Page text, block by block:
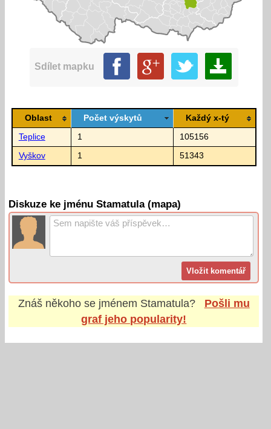
Sdílet mapku
Oblast Počet výskytů Každý x-tý
Teplice 1 105156
Vyškov 1 51343
Diskuze ke jménu Stamatula (mapa)
Znáš někoho se jménem Stamatula?
Pošli mu
graf jeho popularity!